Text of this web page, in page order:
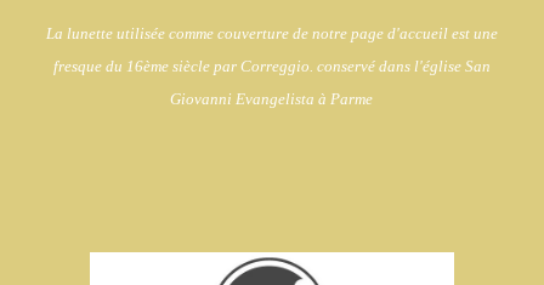
La lunette utilisée comme couverture de notre page d'accueil est une
fresque du 16ème siècle par Correggio. conservé dans l'église San
Giovanni Evangelista à Parme